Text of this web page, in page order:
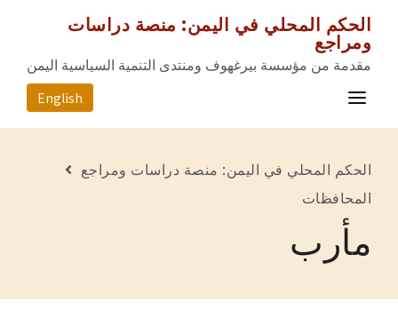
الحكم المحلي في اليمن: منصة دراسات
ومراجع
مقدمة من مؤسسة بيرغهوف ومنتدى التنمية السياسية اليمن
English
المحافظات
عن المشروع
للتواصل معنا
الحكم المحلي في اليمن: منصة دراسات ومراجع
المحافظات
مأرب